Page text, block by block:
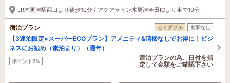
JR木更津駅西口より徒歩10分 / アクアライン木更津金田ICより車で10分
宿泊プラン セミダブル 食事なし
【3連泊限定×スーパーECOプラン】アメニティ&清掃なしでお得に！ビジ
ネスにお勧め（素泊まり）（通年）
ポイント2%
連泊プランの為、日付を指
定して金額をご確認下さい